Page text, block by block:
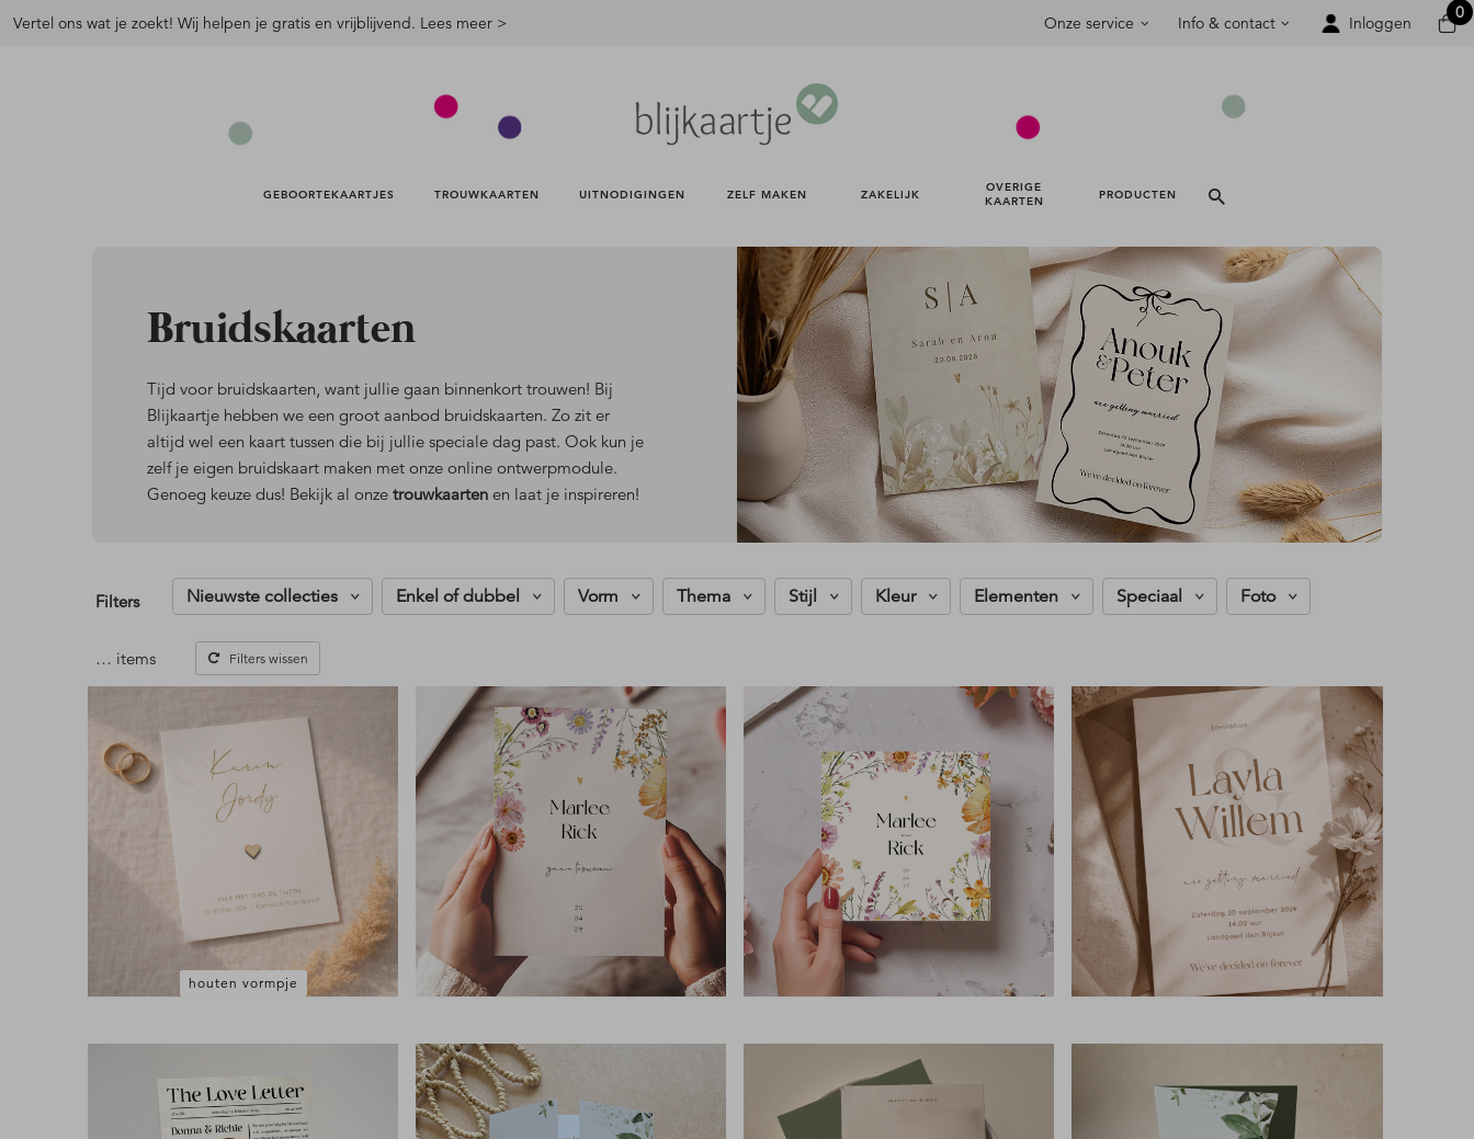
Vertel ons wat je zoekt! Wij helpen je gratis en vrijblijvend. Lees meer > Onze service Info & contact Inloggen
0
GEBOORTEKAARTJES TROUWKAARTEN UITNODIGINGEN ZELF MAKEN ZAKELIJK
OVERIGE
KAARTEN
PRODUCTEN
Bruidskaarten
Tijd voor bruidskaarten, want jullie gaan binnenkort trouwen! Bij
Blijkaartje hebben we een groot aanbod bruidskaarten. Zo zit er
altijd wel een kaart tussen die bij jullie speciale dag past. Ook kun je
zelf je eigen bruidskaart maken met onze online ontwerpmodule.
Genoeg keuze dus! Bekijk al onze trouwkaarten en laat je inspireren!
Filters Nieuwste collecties Enkel of dubbel Vorm Thema Stijl Kleur Elementen Speciaal Foto
… items Filters wissen
houten vormpje